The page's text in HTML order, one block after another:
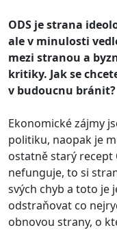
ODS je strana
ale v minulosti
mezi stranou a
kritiky. Jak se
v budoucnu bránit?
Ekonomické zájmy
politiku, naopak je
ostatně starý recept
nefunguje, to si
svých chyb a toto je
odstraňovat co
obnovou strany, o